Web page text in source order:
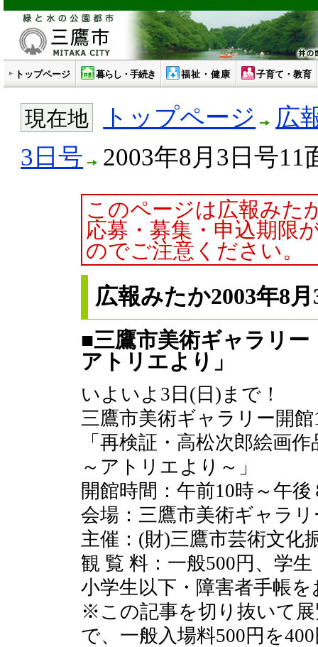
トップページ 暮らし・手続き 福祉・健康 子育て・教育
現在地 トップページ
広
3日号
2003年8月3日号11
このページは広報みた
応募・募集・申込期限
のでご注意ください。
広報みたか2003年8
■三鷹市美術ギャラリー
アトリエより」
いよいよ3日(日)まで！
三鷹市美術ギャラリー開
「再検証・高松次郎絵画作
～アトリエより～」
開館時間：午前10時～午
会場：三鷹市美術ギャラリ
主催：(財)三鷹市芸術文化
観 覧 料：一般500円、学
小学生以下・障害者手帳
※この記事を切り抜いて
で、一般入場料500円を